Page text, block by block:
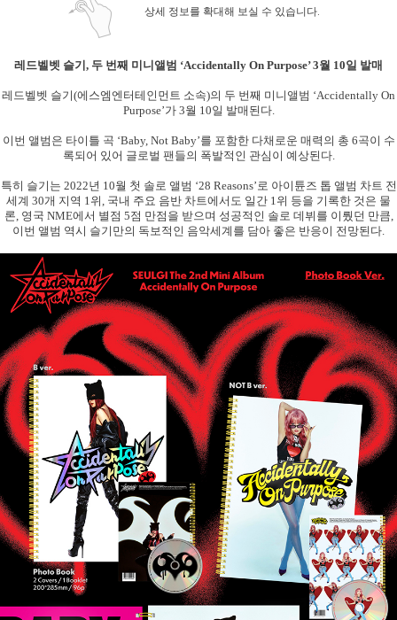
상세 정보를 확대해 보실 수 있습니다.
레드벨벳 슬기 , 두 번째 미니앨범 ‘Accidentally On Purpose’ 3월 10일 발매
레드벨벳 슬기(에스엠엔터테인먼트 소속)의 두 번째 미니앨범 ‘Accidentally On
Purpose’가3월 10일 발매된다.
이번 앨범은 타이틀 곡 ‘Baby, Not Baby’를 포함한 다채로운 매력의 총 6곡이 수
록되어 있어 글로벌 팬들의 폭발적인 관심이 예상된다.
특히 슬기는 2022년 10월 첫 솔로 앨범 ‘28 Reasons’로 아이튠즈 톱 앨범 차트 전
세계 30개 지역 1위, 국내 주요 음반 차트에서도 일간 1위 등을 기록한 것은 물
론, 영국 NME에서 별점 5점 만점을 받으며 성공적인 솔로 데뷔를 이뤘던 만큼,
이번 앨범 역시 슬기만의 독보적인 음악세계를 담아 좋은 반응이 전망된다.